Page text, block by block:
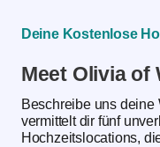
Deine Kostenlose
Meet Olivia of
Beschreibe uns
vermittelt dir fünf
Hochzeitslocations,